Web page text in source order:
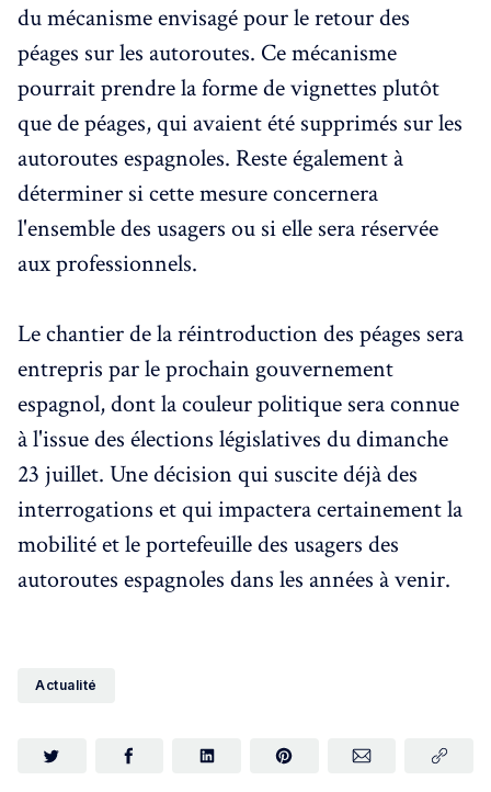
du mécanisme envisagé pour le retour des
péages sur les autoroutes. Ce mécanisme
pourrait prendre la forme de vignettes plutôt
que de péages, qui avaient été supprimés sur les
autoroutes espagnoles. Reste également à
déterminer si cette mesure concernera
l'ensemble des usagers ou si elle sera réservée
aux professionnels.
Le chantier de la réintroduction des péages sera
entrepris par le prochain gouvernement
espagnol, dont la couleur politique sera connue
à l'issue des élections législatives du dimanche
23 juillet. Une décision qui suscite déjà des
interrogations et qui impactera certainement la
mobilité et le portefeuille des usagers des
autoroutes espagnoles dans les années à venir.
Actualité